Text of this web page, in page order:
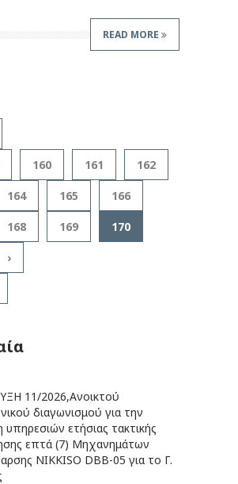
READ MORE
160 161 162
164 165 166
168 169 170
›
11/2026,Ανοικτού
διαγωνισμού για την
υπηρεσιών ετήσιας τακτικής
επτά (7) Μηχανημάτων
NIKKISO DBB-05 για το Γ.